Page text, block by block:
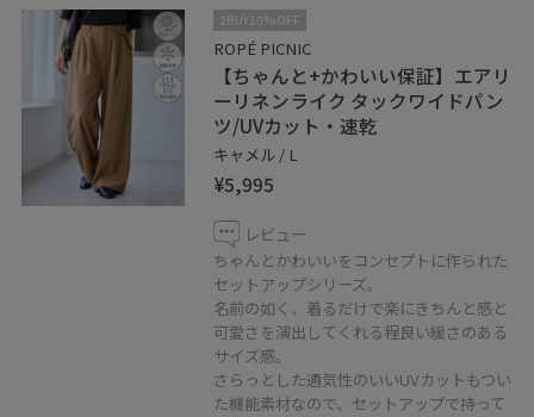
2BUY10%OFF
ROPÉ PICNIC
【ちゃんと+かわいい保証】エアリ
ーリネンライク タックワイドパン
ツ/UVカット・速乾
キャメル / L
¥5,995
レビュー
ちゃんとかわいいをコンセプトに作られた
セットアップシリーズ。
名前の如く、着るだけで楽にきちんと感と
可愛さを演出してくれる程良い緩さのある
サイズ感。
さらっとした通気性のいいUVカットもつい
た機能素材なので、セットアップで持って